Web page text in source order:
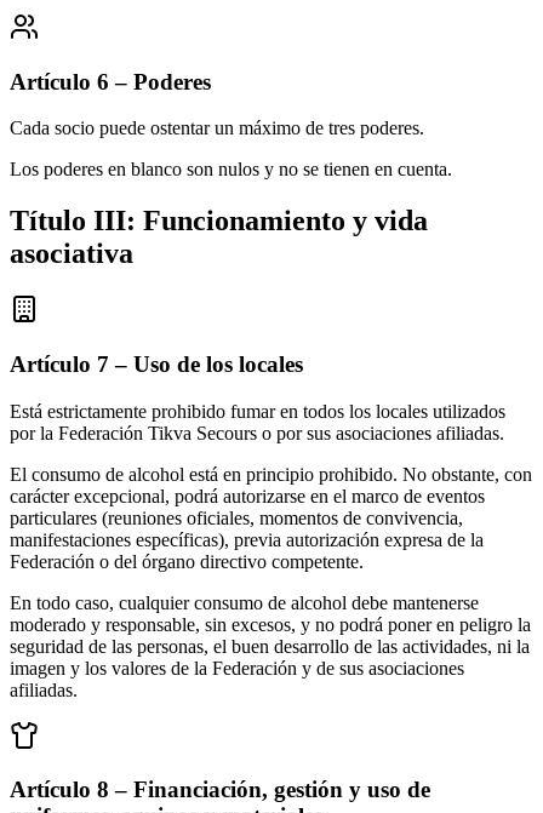
Artículo 6 – Poderes
Cada socio puede ostentar un máximo de tres poderes.
Los poderes en blanco son nulos y no se tienen en cuenta.
Título III: Funcionamiento y vida
asociativa
Artículo 7 – Uso de los locales
Está estrictamente prohibido fumar en todos los locales utilizados
por la Federación Tikva Secours o por sus asociaciones afiliadas.
El consumo de alcohol está en principio prohibido. No obstante, con
carácter excepcional, podrá autorizarse en el marco de eventos
particulares (reuniones oficiales, momentos de convivencia,
manifestaciones específicas), previa autorización expresa de la
Federación o del órgano directivo competente.
En todo caso, cualquier consumo de alcohol debe mantenerse
moderado y responsable, sin excesos, y no podrá poner en peligro la
seguridad de las personas, el buen desarrollo de las actividades, ni la
imagen y los valores de la Federación y de sus asociaciones
afiliadas.
Artículo 8 – Financiación, gestión y uso de